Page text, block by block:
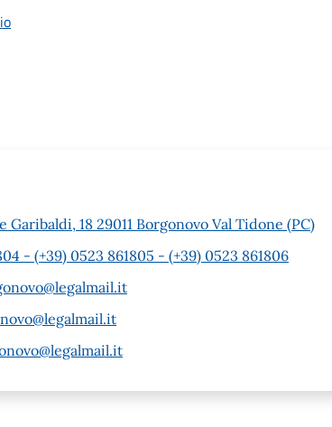
Garibaldi, 18 29011 Borgonovo Val Tidone (PC)
- (+39) 0523 861805 - (+39) 0523 861806